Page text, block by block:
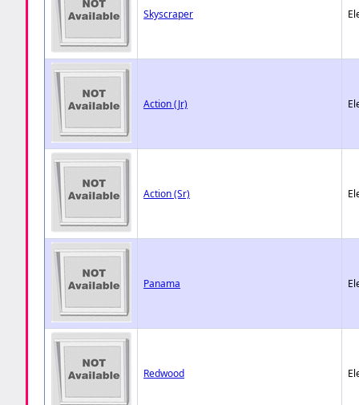
Skyscraper
Action (Jr)
Action (Sr)
Panama
Redwood